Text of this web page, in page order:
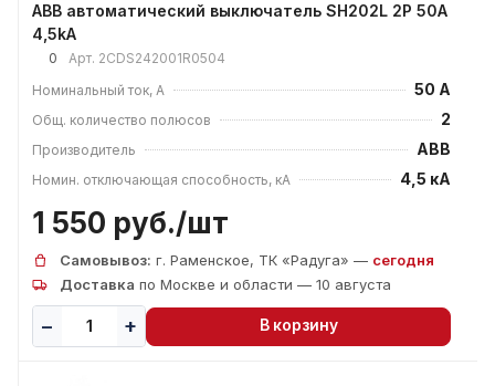
ABB автоматический выключатель SH202L 2P 50А
4,5kA
0 Арт. 2CDS242001R0504
Номинальный ток, А
50 А
Общ. количество полюсов 2
Производитель ABB
Номин. отключающая способность, кА 4,5 кА
1 550 руб./шт
Самовывоз: г. Раменское, ТК «Радуга» — сегодня
Доставка по Москве и области — 10 августа
В корзину